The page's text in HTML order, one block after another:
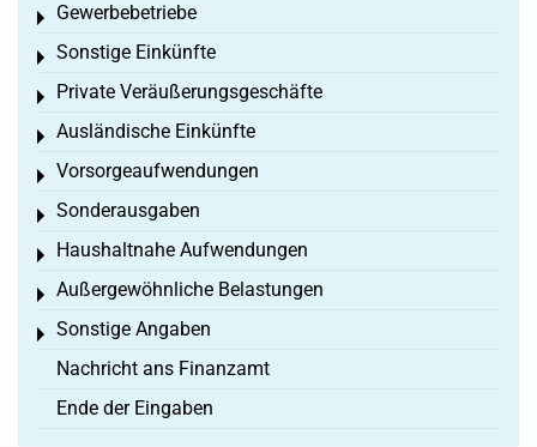
Gewerbebetriebe
Toggle menu
Sonstige Einkünfte
Toggle menu
Private Veräußerungsgeschäfte
Toggle menu
Ausländische Einkünfte
Toggle menu
Vorsorgeaufwendungen
Toggle menu
Sonderausgaben
Toggle menu
Haushaltnahe Aufwendungen
Toggle menu
Außergewöhnliche Belastungen
Toggle menu
Sonstige Angaben
Toggle menu
Nachricht ans Finanzamt
Ende der Eingaben